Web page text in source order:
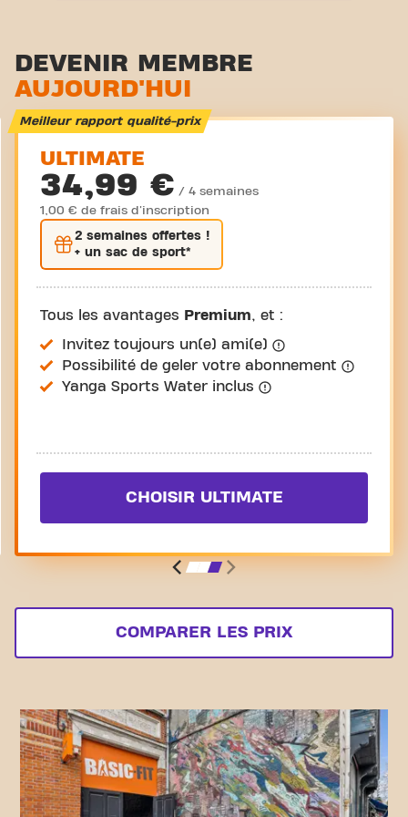
Zone d'étirement
Cyclisme virtuel
Visite guidée
DEVENIR MEMBRE
AUJOURD'HUI
Meilleur rapport qualité-prix
ULTIMATE
34,99 € / 4 semaines
1,00 € de frais d'inscription
2 semaines offertes !
+ un sac de sport*
Tous les avantages Premium, et :
Invitez toujours un(e) ami(e)
Possibilité de geler votre abonnement
Yanga Sports Water inclus
CHOISIR ULTIMATE
COMPARER LES PRIX